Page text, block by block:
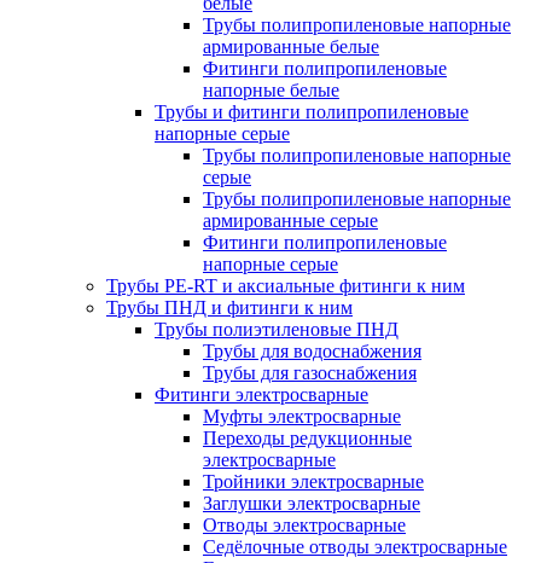
Трубы полипропиленовые напорные
армированные белые
Фитинги полипропиленовые
напорные белые
Трубы и фитинги полипропиленовые
напорные серые
Трубы полипропиленовые напорные
серые
Трубы полипропиленовые напорные
армированные серые
Фитинги полипропиленовые
напорные серые
Трубы PE-RT и аксиальные фитинги к ним
Трубы ПНД и фитинги к ним
Трубы полиэтиленовые ПНД
Трубы для водоснабжения
Трубы для газоснабжения
Фитинги электросварные
Муфты электросварные
Переходы редукционные
электросварные
Тройники электросварные
Заглушки электросварные
Отводы электросварные
Седёлочные отводы электросварные